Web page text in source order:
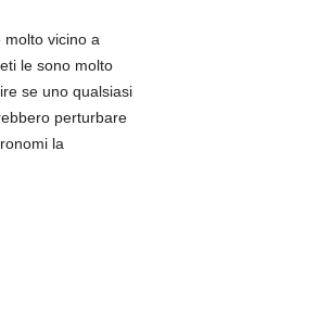
vicino a
le sono molto
se uno qualsiasi
perturbare
la